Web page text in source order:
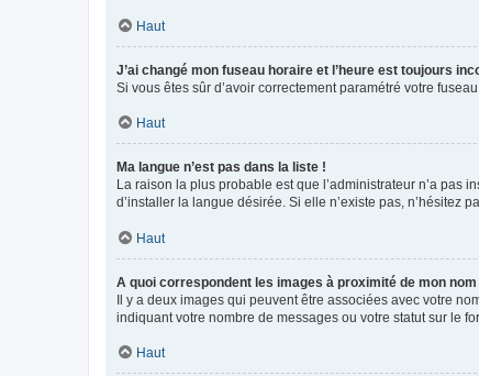
Haut
J’ai changé mon fuseau horaire et l’heure est toujours
Si vous êtes sûr d’avoir correctement paramétré votre
Haut
Ma langue n’est pas dans la liste !
La raison la plus probable est que l’administrateur n’a pas
d’installer la langue désirée. Si elle n’existe pas, n’hésitez
Haut
A quoi correspondent les images à proximité de mon nom
Il y a deux images qui peuvent être associées avec votre
indiquant votre nombre de messages ou votre statut sur le
Haut